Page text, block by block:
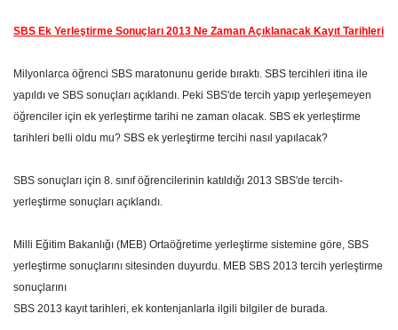
SBS Ek Yerleştirme Sonuçları 2013 Ne Zaman Açıklanacak Kayıt Tarihleri
Milyonlarca öğrenci SBS maratonunu geride bıraktı. SBS tercihleri itina ile
yapıldı ve SBS sonuçları açıklandı. Peki SBS'de tercih yapıp yerleşemeyen
öğrenciler için ek yerleştirme tarihi ne zaman olacak. SBS ek yerleştirme
tarihleri belli oldu mu? SBS ek yerleştirme tercihi nasıl yapılacak?
SBS sonuçları için 8. sınıf öğrencilerinin katıldığı 2013 SBS'de tercih-
yerleştirme sonuçları açıklandı.
Milli Eğitim Bakanlığı (MEB) Ortaöğretime yerleştirme sistemine göre, SBS
yerleştirme sonuçlarını sitesinden duyurdu. MEB SBS 2013 tercih yerleştirme
sonuçlarını
SBS 2013 kayıt tarihleri, ek kontenjanlarla ilgili bilgiler de burada.